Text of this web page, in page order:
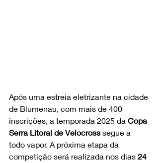
Após uma estreia eletrizante na cidade
de Blumenau, com mais de 400
inscrições, a temporada 2025 da Copa
Serra Litoral de Velocross segue a
todo vapor. A próxima etapa da
competição será realizada nos dias 24